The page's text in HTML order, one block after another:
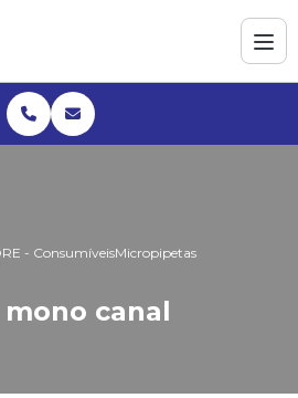
- ConsumíveisMicropipetas
canal